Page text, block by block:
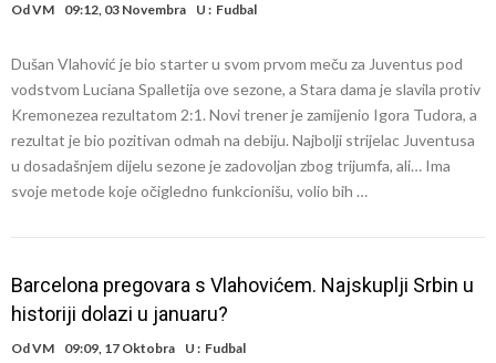
OdVM 09:12, 03 Novembra U : Fudbal
Dušan Vlahović je bio starter u svom prvom meču za Juventus pod
vodstvom Luciana Spalletija ove sezone, a Stara dama je slavila protiv
Kremonezea rezultatom 2:1. Novi trener je zamijenio Igora Tudora, a
rezultat je bio pozitivan odmah na debiju. Najbolji strijelac Juventusa
u dosadašnjem dijelu sezone je zadovoljan zbog trijumfa, ali… Ima
svoje metode koje očigledno funkcionišu, volio bih …
Barcelona pregovara s Vlahovićem. Najskuplji Srbin u
historiji dolazi u januaru?
OdVM 09:09, 17 Oktobra U : Fudbal